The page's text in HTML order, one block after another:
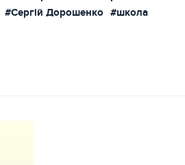
#Сергій Дорошенко
#школа